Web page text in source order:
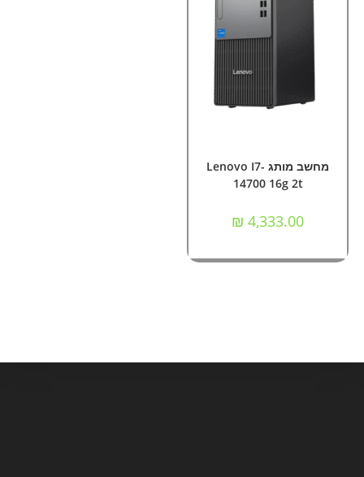
מחשב מותג Lenovo I7-
14700 16g 2t
₪ 4,333.00